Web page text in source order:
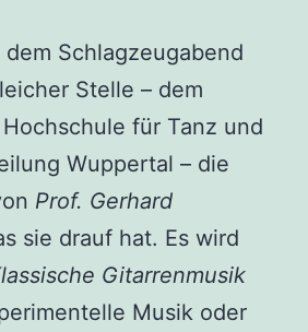
Schlagzeugabend
Stelle – dem
für Tanz und
Wuppertal – die
Prof. Gerhard
sie drauf hat. Es wird
Gitarrenmusik
Musik oder